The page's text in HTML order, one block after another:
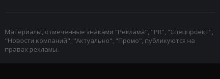
Материалы, отмеченные знаками "Реклама", "PR", "Спецпроект",
"Новости компаний", "Актуально", "Промо", публикуются на
правах рекламы.